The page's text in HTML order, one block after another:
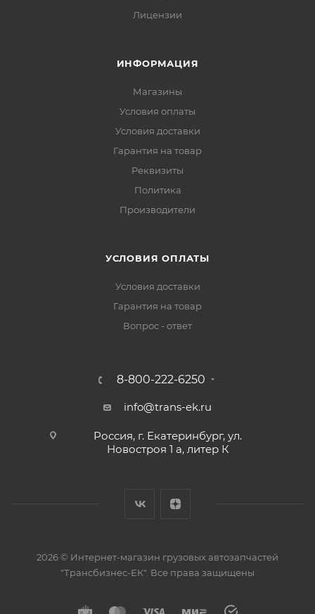
Лицензии
ИНФОРМАЦИЯ
Магазины
Условия оплаты
Условия доставки
Гарантия на товар
Реквизиты
Политика
Производители
УСЛОВИЯ ОПЛАТЫ
Условия доставки
Гарантия на товар
Вопрос - ответ
8-800-222-6250
info@trans-ek.ru
Россия, г. Екатеринбург, ул.
Новостроя 1 а, литер К
2026 © Интернет-магазин грузовых автозапчастей
"Трансбизнес-ЕК". Все права защищены